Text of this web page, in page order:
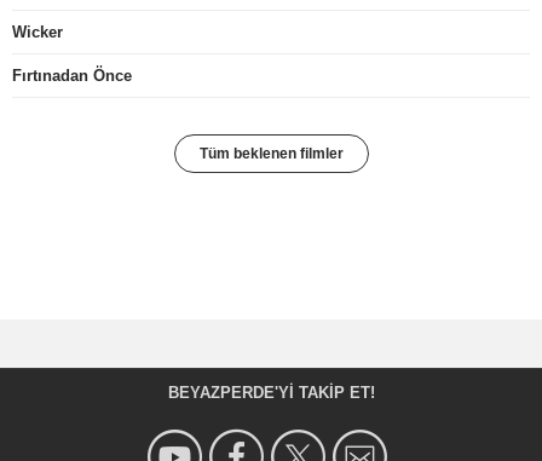
Wicker
Fırtınadan Önce
Tüm beklenen filmler
BEYAZPERDE'YI TAKIP ET!